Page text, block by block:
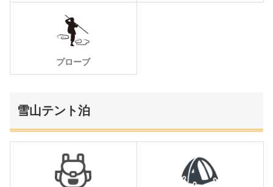
プローブ
雪山テント泊